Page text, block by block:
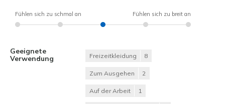
Fühlen sich zu schmal an Fühlen sich zu breit an
Geeignete
Verwendung
Freizeitkleidung 8
Zum Ausgehen 2
Auf der Arbeit 1